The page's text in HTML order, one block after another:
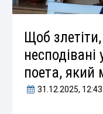
Щоб
поета,
31.12.2025, 12:43